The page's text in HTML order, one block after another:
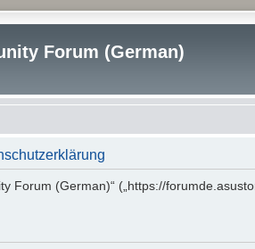
Forum (German)
Forum (German)“ („https://